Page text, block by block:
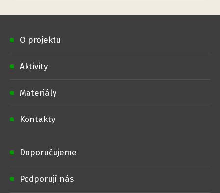
O projektu
Aktivity
Materiály
Kontakty
Doporučujeme
Podporují nás